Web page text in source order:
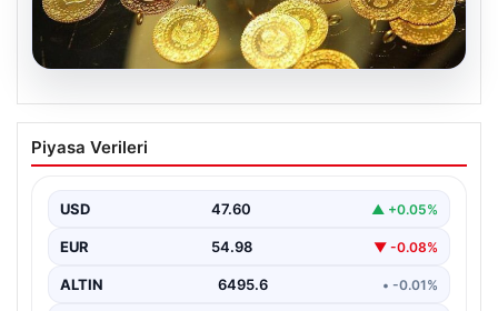
06.08.2026
Altın fiyatları canlı 7 Nisan 2026: Altın
fiyatları bugün ne kadar oldu?
Piyasa Verileri
USD 47.60 ▲ +0.05%
EUR 54.98 ▼ -0.08%
ALTIN 6495.6 • -0.01%